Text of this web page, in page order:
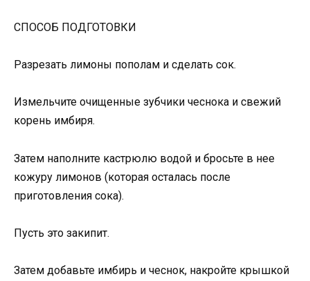
СПОСОБ ПОДГОТОВКИ
Разрезать лимоны пополам и сделать сок.
Измельчите очищенные зубчики чеснока и свежий
корень имбиря.
Затем наполните кастрюлю водой и бросьте в нее
кожуру лимонов (которая осталась после
приготовления сока).
Пусть это закипит.
Затем добавьте имбирь и чеснок, накройте крышкой